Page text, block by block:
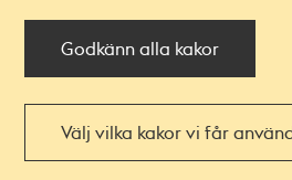
Godkänn alla kakor
Välj vilka kakor vi får